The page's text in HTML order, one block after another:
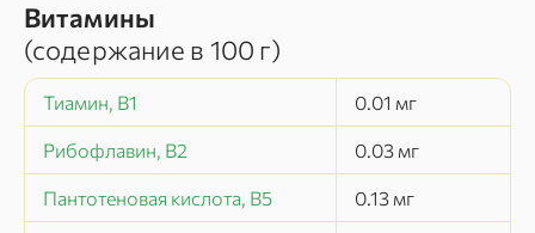
Витамины
(содержание в 100 г)
Тиамин, В1 0.01 мг
Рибофлавин, В2 0.03 мг
Пантотеновая кислота, В5 0.13 мг